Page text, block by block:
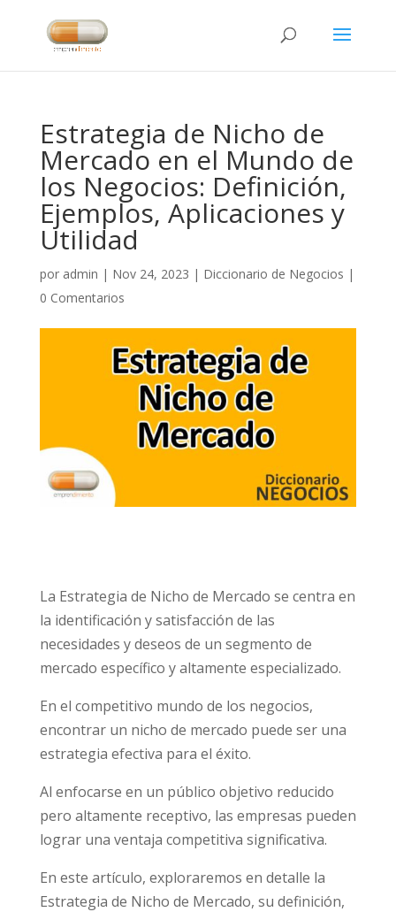
Estrategia de Nicho de
Mercado en el Mundo de
los Negocios: Definición,
Ejemplos, Aplicaciones y
Utilidad
por admin | Nov 24, 2023 | Diccionario de Negocios |
0 Comentarios
La Estrategia de Nicho de Mercado se centra en
la identificación y satisfacción de las
necesidades y deseos de un segmento de
mercado específico y altamente especializado.
En el competitivo mundo de los negocios,
encontrar un nicho de mercado puede ser una
estrategia efectiva para el éxito.
Al enfocarse en un público objetivo reducido
pero altamente receptivo, las empresas pueden
lograr una ventaja competitiva significativa.
En este artículo, exploraremos en detalle la
Estrategia de Nicho de Mercado, su definición,